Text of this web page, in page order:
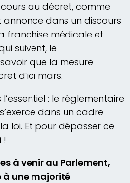
au décret, comme
annonce dans un discours
franchise médicale et
suivent, le
que la mesure
d’ici mars.
: le règlementaire
dans un cadre
loi. Et pour dépasser ce
!
à venir au Parlement,
à une majorité